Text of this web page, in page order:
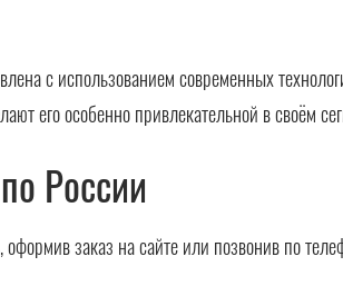
с использованием современных
его особенно привлекательной в своём
России
оформив заказ на сайте или позвонив по